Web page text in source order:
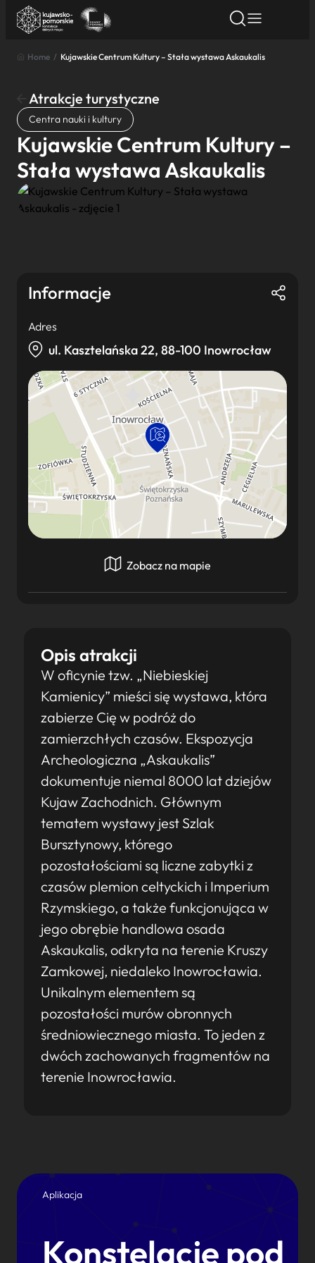
Znajdź atrakcję
Nazwa atrakcji
Miasto
Kategoria
Home / Kujawskie Centrum Kultury – Stała wystawa Askaukalis
Atrakcje turystyczne
Centra nauki i kultury
Kujawskie Centrum Kultury –
Stała wystawa Askaukalis
Opis atrakcji
W oficynie tzw. „Niebieskiej
Kamienicy” mieści się wystawa, która
zabierze Cię w podróż do
zamierzchłych czasów. Ekspozycja
Archeologiczna „Askaukalis”
dokumentuje niemal 8000 lat dziejów
Kujaw Zachodnich. Głównym
tematem wystawy jest Szlak
Bursztynowy, którego
pozostałościami są liczne zabytki z
czasów plemion celtyckich i Imperium
Rzymskiego, a także funkcjonująca w
jego obrębie handlowa osada
Askaukalis, odkryta na terenie Kruszy
Zamkowej, niedaleko Inowrocławia.
Unikalnym elementem są
pozostałości murów obronnych
średniowiecznego miasta. To jeden z
dwóch zachowanych fragmentów na
terenie Inowrocławia.
Informacje
Adres
ul. Kasztelańska 22, 88-100 Inowrocław
Zobacz na mapie
Aplikacja
Konstelacje pod